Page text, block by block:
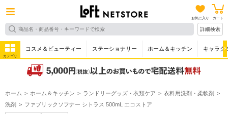
お気に入り カート
詳細検索
カテゴリ
コスメ＆ビューティー ステーショナリー ホーム＆キッチン キャラク
ホーム ホーム＆キッチン ランドリーグッズ・衣類ケア
衣料用洗剤・柔軟剤
洗剤
ファブリックソフナー シトラス 500mL エコストア